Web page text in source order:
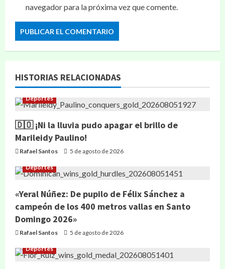
navegador para la próxima vez que comente.
HISTORIAS RELACIONADAS
Deportes
🇩🇴 ¡Ni la lluvia pudo apagar el brillo de
Marileidy Paulino!
Rafael Santos 5 de agosto de 2026
Deportes
«Yeral Núñez: De pupilo de Félix Sánchez a
campeón de los 400 metros vallas en Santo
Domingo 2026»
Rafael Santos 5 de agosto de 2026
Deportes